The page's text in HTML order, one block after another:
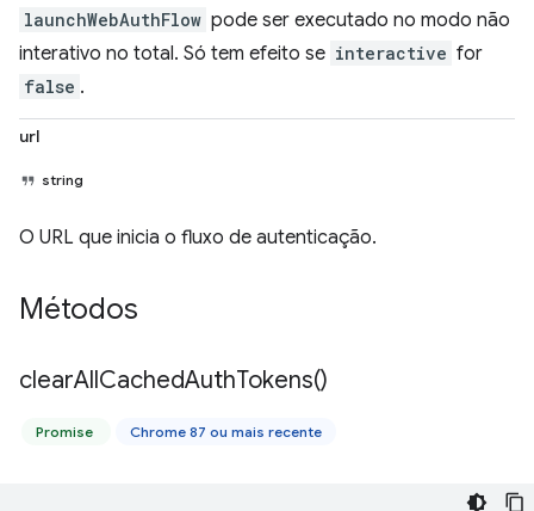
launchWebAuthFlow pode ser executado no modo não
interativo no total. Só tem efeito se interactive for
false .
url
string
O URL que inicia o fluxo de autenticação.
Métodos
clearAllCachedAuthTokens()
Promise Chrome 87 ou mais recente